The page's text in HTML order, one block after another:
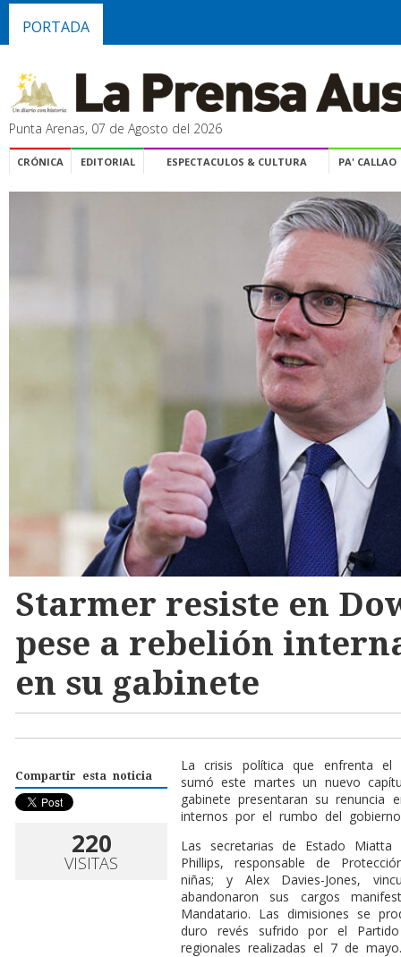
PORTADA
Punta Arenas, 07 de Agosto del 2026
CRÓNICA EDITORIAL ESPECTACULOS & CULTURA PA' CALLAO
Starmer resiste en
pese a rebelión
en su gabinete
Compartir esta noticia
220
VISITAS
La crisis política que enfrenta
sumó este martes un nuevo
gabinete presentaran su renuncia
internos por el rumbo del
Las secretarias de Estado Miatta
Phillips, responsable de
niñas; y Alex Davies-Jones,
abandonaron sus cargos
Mandatario. Las dimisiones se
duro revés sufrido por el
regionales realizadas el 7 de mayo.